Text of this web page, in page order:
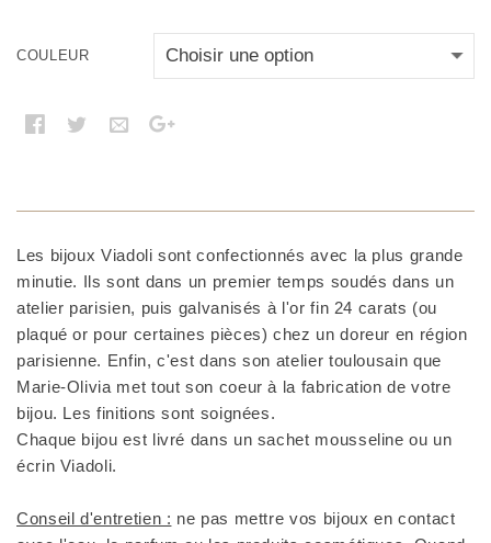
COULEUR
Les bijoux Viadoli sont confectionnés avec la plus grande
minutie. Ils sont dans un premier temps soudés dans un
atelier parisien, puis galvanisés à l'or fin 24 carats (ou
plaqué or pour certaines pièces) chez un doreur en région
parisienne. Enfin, c'est dans son atelier toulousain que
Marie-Olivia met tout son coeur à la fabrication de votre
bijou. Les finitions sont soignées.
Chaque bijou est livré dans un sachet mousseline ou un
écrin Viadoli.
Conseil d'entretien : ne pas mettre vos bijoux en contact